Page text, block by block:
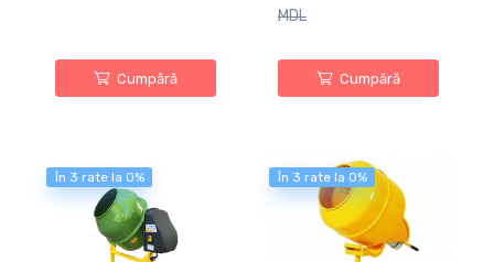
Cumpără
MDL
Cumpără
În 3 rate la 0% În 3 rate la 0%